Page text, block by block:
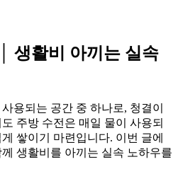
생활비 아끼는 실속
용되는 공간 중 하나로, 청결이
주방 수전은 매일 물이 사용되
쌓이기 마련입니다. 이번 글에
생활비를 아끼는 실속 노하우를